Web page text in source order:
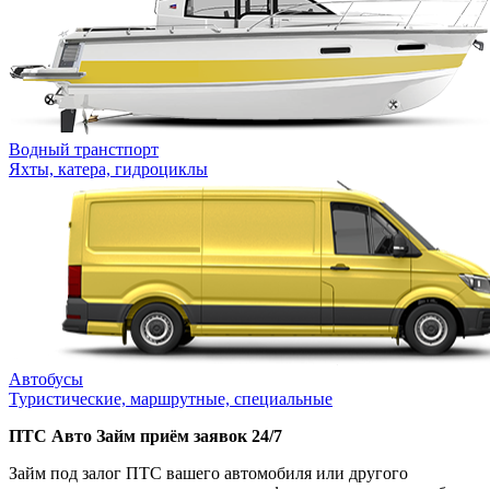
Водный транстпорт
Яхты, катера, гидроциклы
Автобусы
Туристические, маршрутные, специальные
ПТС Авто Займ приём заявок 24/7
Займ под залог ПТС вашего автомобиля или другого